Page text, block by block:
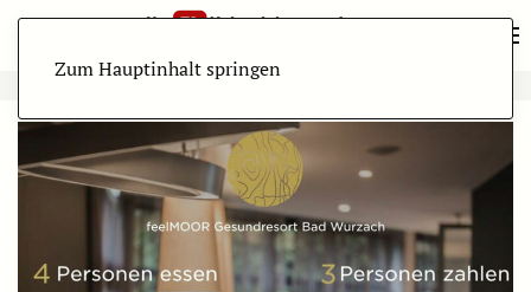
Zum Hauptinhalt springen